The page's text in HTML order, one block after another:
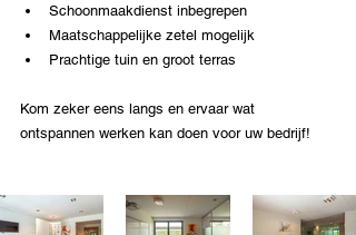
Schoonmaakdienst inbegrepen
Maatschappelijke zetel mogelijk
Prachtige tuin en groot terras
Kom zeker eens langs en ervaar wat
ontspannen werken kan doen voor uw bedrijf!